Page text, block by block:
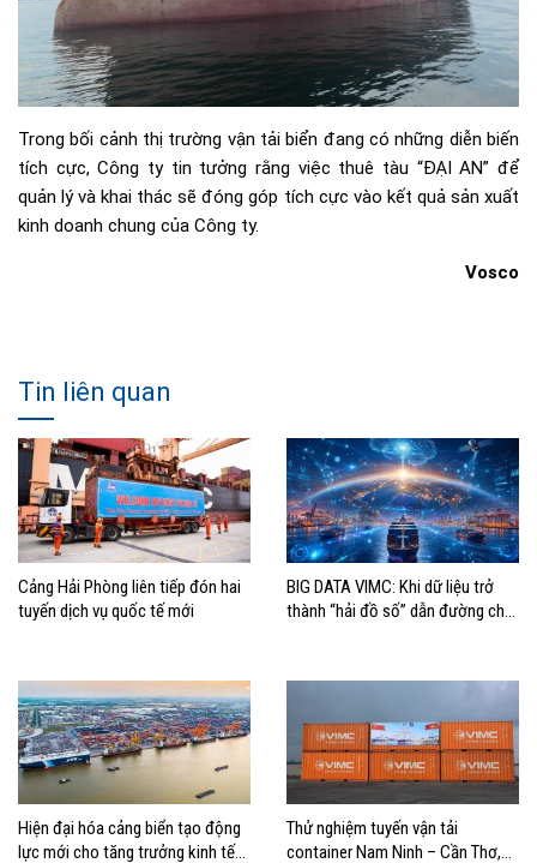
Trong bối cảnh thị trường vận tải biển đang có những diễn biến
tích cực, Công ty tin tưởng rằng việc thuê tàu “ĐẠI AN” để
quản lý và khai thác sẽ đóng góp tích cực vào kết quả sản xuất
kinh doanh chung của Công ty.
Vosco
Tin liên quan
Cảng Hải Phòng liên tiếp đón hai
tuyến dịch vụ quốc tế mới
BIG DATA VIMC: Khi dữ liệu trở
thành “hải đồ số” dẫn đường cho
Hiện đại hóa cảng biển tạo động
lực mới cho tăng trưởng kinh tế
Thử nghiệm tuyến vận tải
container Nam Ninh – Cần Thơ,